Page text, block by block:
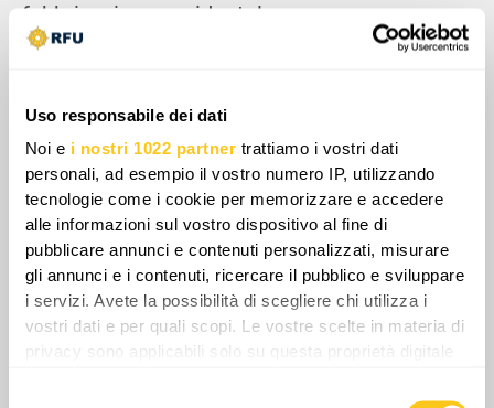
Uso responsabile dei dati
Noi e i nostri 1022 partner trattiamo i vostri dati
personali, ad esempio il vostro numero IP, utilizzando
tecnologie come i cookie per memorizzare e accedere
alle informazioni sul vostro dispositivo al fine di
pubblicare annunci e contenuti personalizzati, misurare
gli annunci e i contenuti, ricercare il pubblico e sviluppare
i servizi. Avete la possibilità di scegliere chi utilizza i
vostri dati e per quali scopi. Le vostre scelte in materia di
privacy sono applicabili solo su questa proprietà digitale
modificare o revocare il proprio consenso in qualsiasi
fabbricazione occidentale, possono
comunque portare a termine la missione o
modulare del Patria lo rende adattabile al
e il suo sistema anfibio darà agli ucraini un
ulteriore vantaggio, con fiumi e bacini che
complicano le manovre convenzionali.